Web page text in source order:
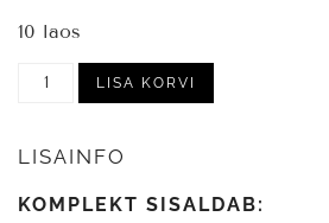
10 laos
Värvilised
puidust
11
kogus
LISA KORVI
LISAINFO
KOMPLEKT SISALDAB: